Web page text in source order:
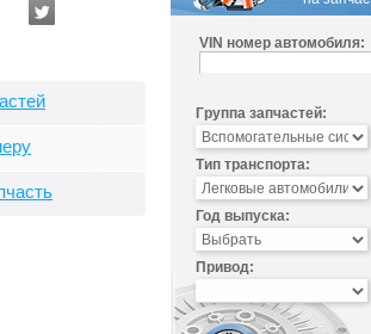
VIN номер автомобиля:
Группа запчастей:
Тип транспорта:
Год выпуска:
Привод: